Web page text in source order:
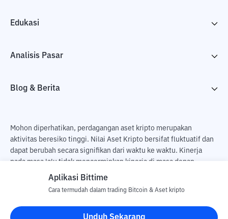
Edukasi
Analisis Pasar
Blog & Berita
Mohon diperhatikan, perdagangan aset kripto merupakan
aktivitas beresiko tinggi. Nilai Aset Kripto bersifat fluktuatif dan
dapat berubah secara signifikan dari waktu ke waktu. Kinerja
pada masa lalu tidak mencerminkan kinerja di masa depan.
Terdapat risiko kehilangan sebagai dampak dari membeli dan
pengguna. PT Utama Aset Digital Indonesia (Bittime) tidak
bertanggung jawab atas perubahan fluktuasi dari nilai tukar Aset
Aplikasi Bittime
Cara termudah dalam trading Bitcoin & Aset kripto